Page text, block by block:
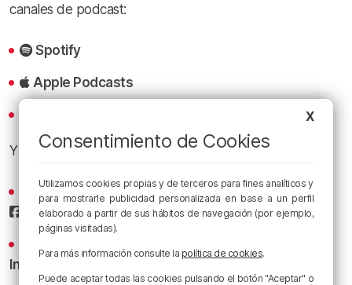
canales de podcast:
Spotify
Apple Podcasts
Y sigue a Radio Popular en las redes sociales:
Sigue todas las noticias de Bilbao y Bizkaia en nuestro
Facebook
Instagram
X
Consentimiento de Cookies
Utilizamos cookies propias y de terceros para fines analíticos y
para mostrarle publicidad personalizada en base a un perfil
elaborado a partir de sus hábitos de navegación (por ejemplo,
páginas visitadas).
Para más información consulte la política de cookies.
Puede aceptar todas las cookies pulsando el botón "Aceptar" o